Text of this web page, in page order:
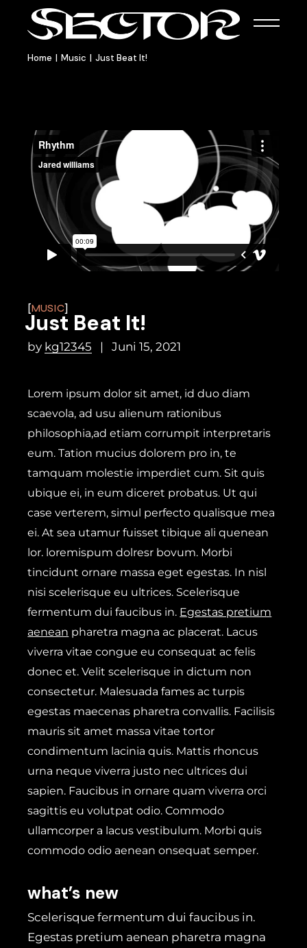
Home Music Just Beat It!
MUSIC
Just Beat It!
by kg12345 Juni 15, 2021
Lorem ipsum dolor sit amet, id duo diam
scaevola, ad usu alienum rationibus
philosophia,ad etiam corrumpit interpretaris
eum. Tation mucius dolorem pro in, te
tamquam molestie imperdiet cum. Sit quis
ubique ei, in eum diceret probatus. Ut qui
case verterem, simul perfecto qualisque mea
ei. At sea utamur fuisset tibique ali quenean
lor. loremispum dolresr bovum. Morbi
tincidunt ornare massa eget egestas. In nisl
nisi scelerisque eu ultrices. Scelerisque
fermentum dui faucibus in. Egestas pretium
aenean pharetra magna ac placerat. Lacus
viverra vitae congue eu consequat ac felis
donec et. Velit scelerisque in dictum non
consectetur. Malesuada fames ac turpis
egestas maecenas pharetra convallis. Facilisis
mauris sit amet massa vitae tortor
condimentum lacinia quis. Mattis rhoncus
urna neque viverra justo nec ultrices dui
sapien. Faucibus in ornare quam viverra orci
sagittis eu volutpat odio. Commodo
ullamcorper a lacus vestibulum. Morbi quis
commodo odio aenean onsequat semper.
what’s new
Scelerisque fermentum dui faucibus in.
Egestas pretium aenean pharetra magna